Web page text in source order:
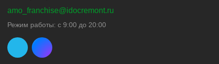
amo_franchise@idocremont.ru
Режим работы: с 9:00 до 20:00